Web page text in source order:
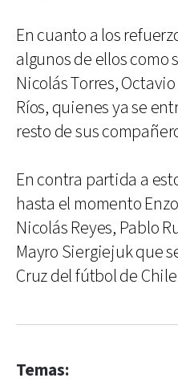
En cuanto a los
algunos de ellos como
Nicolás Torres,
Ríos, quienes ya se
resto de sus
En contra partida a
hasta el momento
Nicolás Reyes, Pablo
Mayro Siergiejuk que
Cruz del fútbol de
Temas: